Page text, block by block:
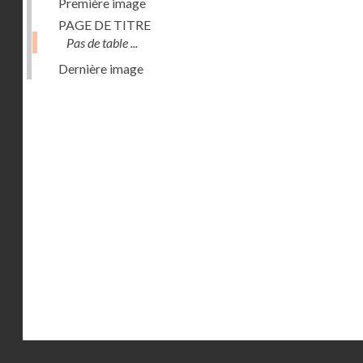
PAGE DE TITRE
Pas de table ...
Dernière image